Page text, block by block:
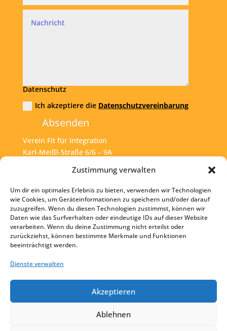
Zustimmung verwalten
Um dir ein optimales Erlebnis zu bieten, verwenden wir Technologien
wie Cookies, um Geräteinformationen zu speichern und/oder darauf
zuzugreifen. Wenn du diesen Technologien zustimmst, können wir
Daten wie das Surfverhalten oder eindeutige IDs auf dieser Website
verarbeiten. Wenn du deine Zustimmung nicht erteilst oder
zurückziehst, können bestimmte Merkmale und Funktionen
beeinträchtigt werden.
Dienste verwalten
Akzeptieren
Ablehnen
Datenschutz
Ich akzeptiere die Datenschutzvereinbarung
Absenden
Verein Fit für Integration
Karl-Meißl-Straße 6/6 – 9A
Tel:+43 1 925 77 46
Mail: office@fit4int.at
Startseite
Kontakt
Impressum